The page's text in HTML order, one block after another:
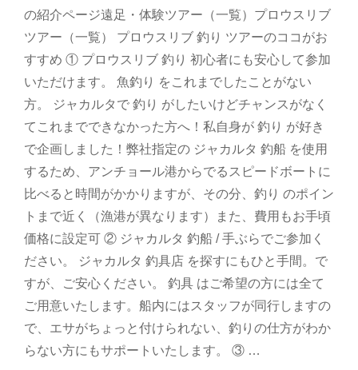
の紹介ページ遠足・体験ツアー（一覧）プロウスリブ
ツアー（一覧） プロウスリブ 釣り ツアーのココがお
すすめ ① プロウスリブ 釣り 初心者にも安心して参加
いただけます。 魚釣り をこれまでしたことがない
方。 ジャカルタで 釣り がしたいけどチャンスがなく
てこれまでできなかった方へ！私自身が 釣り が好き
で企画しました！弊社指定の ジャカルタ 釣船 を使用
するため、アンチョール港からでるスピードボートに
比べると時間がかかりますが、その分、釣り のポイン
トまで近く（漁港が異なります）また、費用もお手頃
価格に設定可 ② ジャカルタ 釣船 / 手ぶらでご参加く
ださい。 ジャカルタ 釣具店 を探すにもひと手間。で
すが、ご安心ください。 釣具 はご希望の方には全て
ご用意いたします。船内にはスタッフが同行しますの
で、エサがちょっと付けられない、釣りの仕方がわか
らない方にもサポートいたします。 ③ …